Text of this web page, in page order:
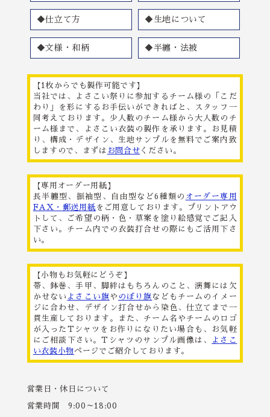
◆仕立て方 ◆生地について
◆文様・和柄 ◆半纏・法被
【1枚からでも製作可能です】
当社では、よさこい祭りに参加するチーム様の「こだ
わり」を形にするお手伝いができればと、スタッフ一
同考えております。少人数のチーム様から大人数のチ
ーム様まで、よさこい衣装の製作を承ります。お見積
り、構成・デザイン、生地サンプルを無料でご案内致
しますので、まずは お問合せ ください。
【専用オーダー用紙】
長半纏型、振袖型、自由型など6種類の オーダー専用
FAX・郵送用紙 をご用意しております。プリントアウ
トして、ご希望の柄・色・草案を塗り絵感覚でご記入
下さい。チーム内での衣装打合せの際にもご活用下さ
い。
【小物もお気軽にどうぞ】
帯、鉢巻、手甲、脚絆はもちろんのこと、演舞には欠
かせない よさこい旗や のぼり旗などもチームのイメー
ジに合わせ、デザイン打合せから染色、仕立てまで一
貫生産しております。また、チーム名やチームのロゴ
が入ったTシャツをお作りになりたい場合も、お気軽
にご相談下さい。Tシャツのサンプル画像は、
よさこ
い衣装小物ページでご紹介しております。
営業日・休日について
営業時間 9:00～18:00